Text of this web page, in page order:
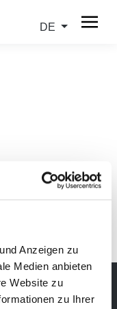
Anzeigen zu
Medien anbieten
Website zu
zu Ihrer
DE